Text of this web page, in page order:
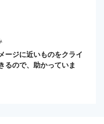
ージに近いものをクライ
るので、助かっていま